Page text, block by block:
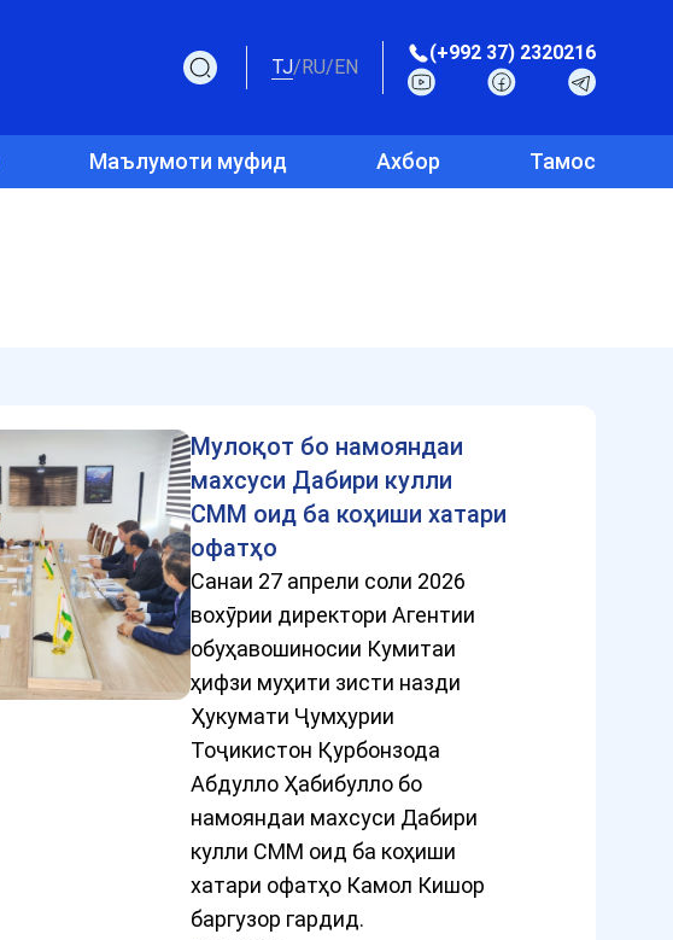
TJ/RU/EN
(+992 37) 2320216
Маълумоти муфид Ахбор Тамос
Мулоқот бо намояндаи
махсуси Дабири кулли
СММ оид ба коҳиши хатари
офатҳо
Санаи 27 апрели соли 2026
вохӯрии директори Агентии
обуҳавошиносии Кумитаи
ҳифзи муҳити зисти назди
Ҳукумати Ҷумҳурии
Тоҷикистон Қурбонзода
Абдулло Ҳабибулло бо
намояндаи махсуси Дабири
кулли СММ оид ба коҳиши
хатари офатҳо Камол Кишор
баргузор гардид.